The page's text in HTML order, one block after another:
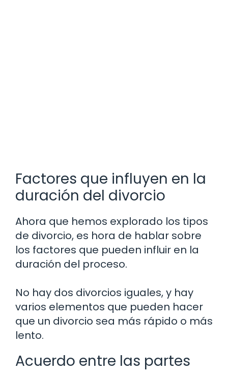
Factores que influyen en la
duración del divorcio
Ahora que hemos explorado los tipos
de divorcio, es hora de hablar sobre
los factores que pueden influir en la
duración del proceso.
No hay dos divorcios iguales, y hay
varios elementos que pueden hacer
que un divorcio sea más rápido o más
lento.
Acuerdo entre las partes